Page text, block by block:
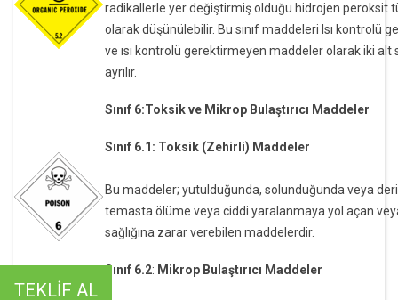
radikallerle yer değiştirmiş olduğu hidrojen peroksit
olarak düşünülebilir. Bu sınıf maddeleri Isı kontrolü
ve ısı kontrolü gerektirmeyen maddeler olarak iki alt
ayrılır.
Sınıf 6:Toksik ve Mikrop Bulaştırıcı Maddeler
Sınıf 6.1: Toksik (Zehirli) Maddeler
Bu maddeler; yutulduğunda, solunduğunda veya
temasta ölüme veya ciddi yaralanmaya yol açan
sağlığına zarar verebilen maddelerdir.
Sınıf 6.2: Mikrop Bulaştırıcı Maddeler
TEKLİF AL